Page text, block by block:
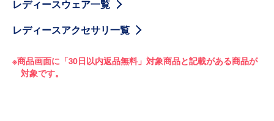
レディースウェア一覧
レディースアクセサリ一覧
※商品画面に「30日以内返品無料」対象商品と記載がある商品が
対象です。